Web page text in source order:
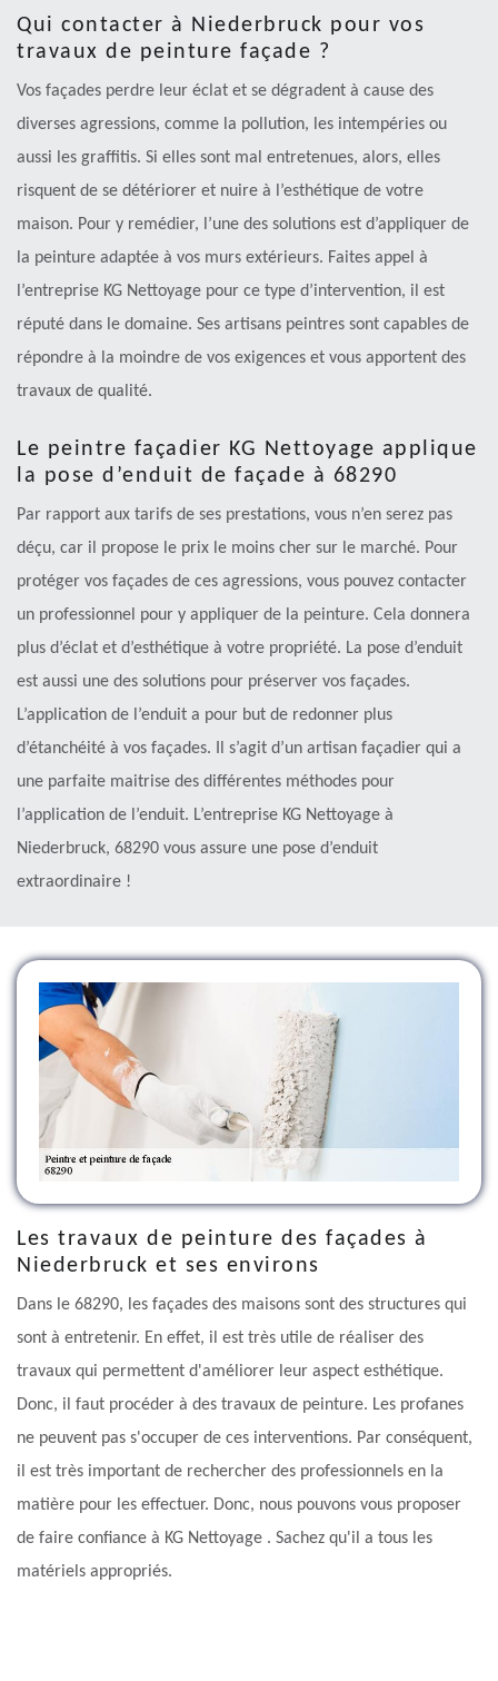
Qui contacter à Niederbruck pour vos
travaux de peinture façade ?
Vos façades perdre leur éclat et se dégradent à cause des
diverses agressions, comme la pollution, les intempéries ou
aussi les graffitis. Si elles sont mal entretenues, alors, elles
risquent de se détériorer et nuire à l’esthétique de votre
maison. Pour y remédier, l’une des solutions est d’appliquer de
la peinture adaptée à vos murs extérieurs. Faites appel à
l’entreprise KG Nettoyage pour ce type d’intervention, il est
réputé dans le domaine. Ses artisans peintres sont capables de
répondre à la moindre de vos exigences et vous apportent des
travaux de qualité.
Le peintre façadier KG Nettoyage applique
la pose d’enduit de façade à 68290
Par rapport aux tarifs de ses prestations, vous n’en serez pas
déçu, car il propose le prix le moins cher sur le marché. Pour
protéger vos façades de ces agressions, vous pouvez contacter
un professionnel pour y appliquer de la peinture. Cela donnera
plus d’éclat et d’esthétique à votre propriété. La pose d’enduit
est aussi une des solutions pour préserver vos façades.
L’application de l’enduit a pour but de redonner plus
d’étanchéité à vos façades. Il s’agit d’un artisan façadier qui a
une parfaite maitrise des différentes méthodes pour
l’application de l’enduit. L’entreprise KG Nettoyage à
Niederbruck, 68290 vous assure une pose d’enduit
extraordinaire !
Les travaux de peinture des façades à
Niederbruck et ses environs
Dans le 68290, les façades des maisons sont des structures qui
sont à entretenir. En effet, il est très utile de réaliser des
travaux qui permettent d'améliorer leur aspect esthétique.
Donc, il faut procéder à des travaux de peinture. Les profanes
ne peuvent pas s'occuper de ces interventions. Par conséquent,
il est très important de rechercher des professionnels en la
matière pour les effectuer. Donc, nous pouvons vous proposer
de faire confiance à KG Nettoyage . Sachez qu'il a tous les
matériels appropriés.